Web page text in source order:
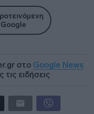
στο Google News
ειδήσεις